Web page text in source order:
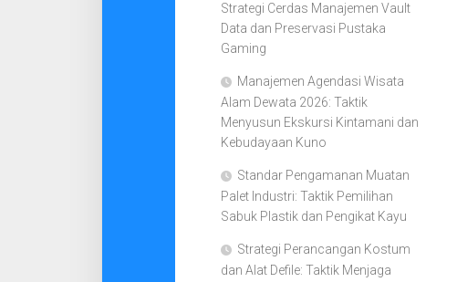
Strategi Cerdas Manajemen Vault
Data dan Preservasi Pustaka
Gaming
Manajemen Agendasi Wisata
Alam Dewata 2026: Taktik
Menyusun Ekskursi Kintamani dan
Kebudayaan Kuno
Standar Pengamanan Muatan
Palet Industri: Taktik Pemilihan
Sabuk Plastik dan Pengikat Kayu
Strategi Perancangan Kostum
dan Alat Defile: Taktik Menjaga